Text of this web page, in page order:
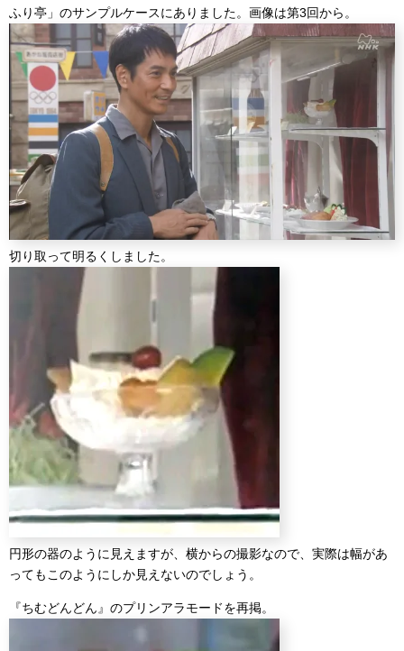
ふり亭」のサンプルケースにありました。画像は第3回から。
切り取って明るくしました。
円形の器のように見えますが、横からの撮影なので、実際は幅があ
ってもこのようにしか見えないのでしょう。
『ちむどんどん』のプリンアラモードを再掲。